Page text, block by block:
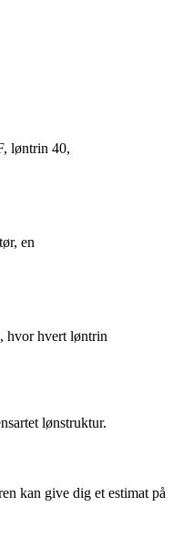
løntrin 40,
en
hvor hvert løntrin
lønstruktur.
kan give dig et estimat på